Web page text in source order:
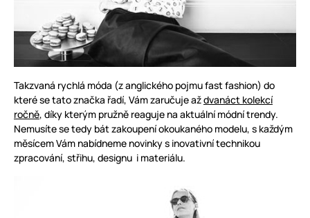
Takzvaná rychlá móda (z anglického pojmu fast fashion) do
které se tato značka řadí, Vám zaručuje aždvanáct kolekcí
ročně, díky kterým pružně reaguje na aktuální módní trendy.
Nemusíte se tedy bát zakoupení okoukaného modelu, s každým
měsícem Vám nabídneme novinky s inovativní technikou
zpracování, střihu, designu i materiálu.